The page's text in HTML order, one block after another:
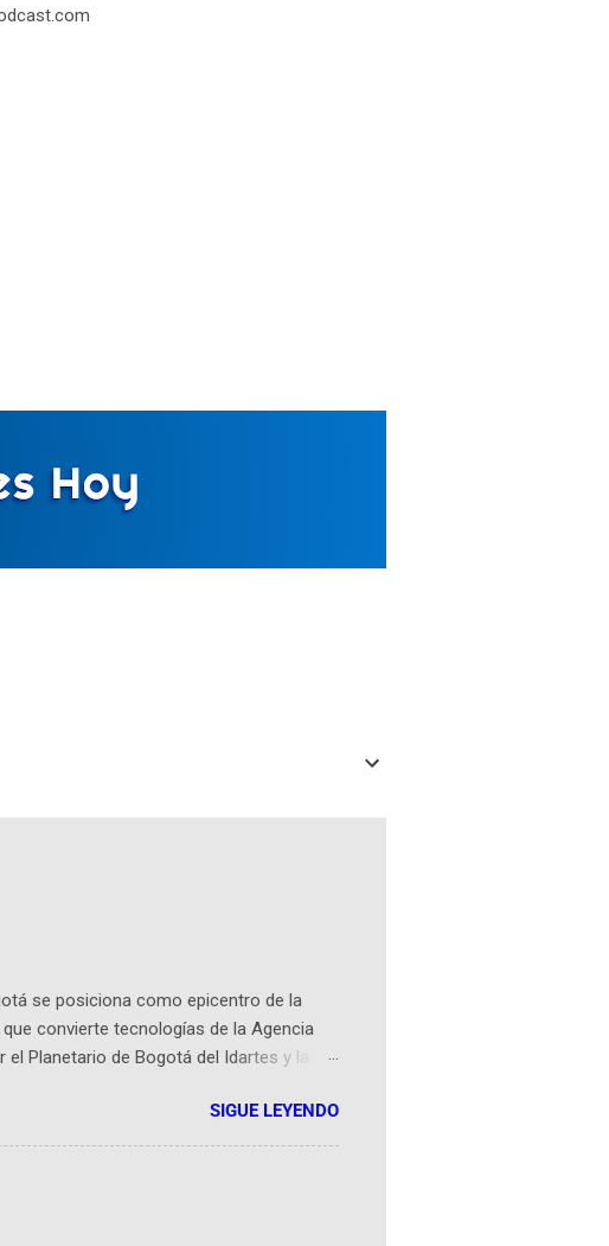
se posiciona como epicentro de la
convierte tecnologías de la Agencia
Planetario de Bogotá del Idartes y la
una competencia mundial que opera en
espaciales como satélites y
Planetario (calle 26B #5-93), in...
SIGUE LEYENDO